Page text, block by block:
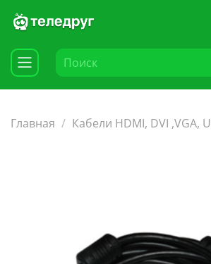
Главная Кабели HDMI, DVI ,VGA,